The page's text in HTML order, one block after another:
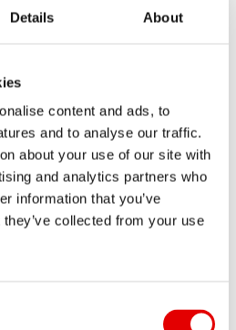
Details About
content and ads, to
and to analyse our traffic.
about your use of our site with
and analytics partners who
information that you’ve
collected from your use
concernées.
DE SÉCURITÉ
concerne également les
modèles HADRON avec
450, 500, 550 et 650 sont
n’a été rapporté à ce jour,